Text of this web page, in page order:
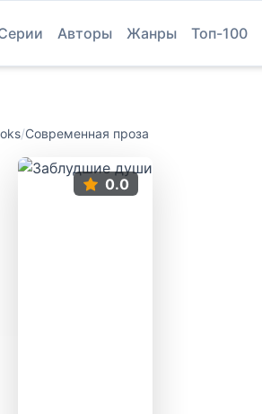
Авторы Жанры Топ-100
/Современная проза
0.0